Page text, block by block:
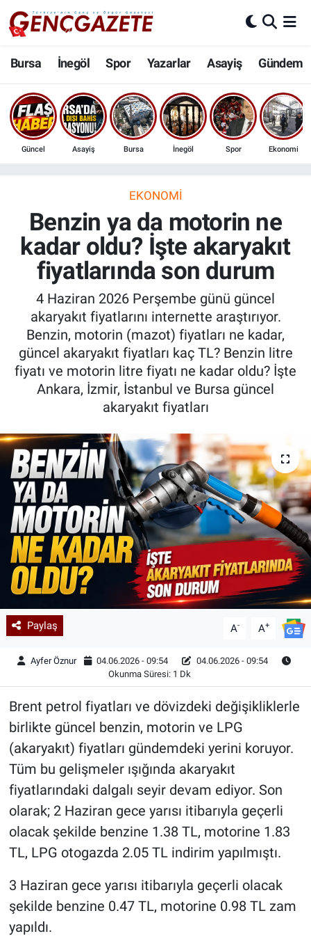
Bursa İnegöl Spor Yazarlar Asayiş Gündem
Güncel Asayiş Bursa İnegöl Spor Ekonomi
EKONOMI
Benzin ya da motorin ne
kadar oldu? İşte akaryakıt
fiyatlarında son durum
4 Haziran 2026 Perşembe günü güncel
akaryakıt fiyatlarını internette araştırıyor.
Benzin, motorin (mazot) fiyatları ne kadar,
güncel akaryakıt fiyatları kaç TL? Benzin litre
fiyatı ve motorin litre fiyatı ne kadar oldu? İşte
Ankara, İzmir, İstanbul ve Bursa güncel
akaryakıt fiyatları
Paylaş A- A+
Ayfer Öznur 04.06.2026 - 09:54
04.06.2026 - 09:54
Okunma Süresi: 1 Dk
Brent petrol fiyatları ve dövizdeki değişikliklerle
birlikte güncel benzin, motorin ve LPG
(akaryakıt) fiyatları gündemdeki yerini koruyor.
Tüm bu gelişmeler ışığında akaryakıt
fiyatlarındaki dalgalı seyir devam ediyor. Son
olarak; 2 Haziran gece yarısı itibarıyla geçerli
olacak şekilde benzine 1.38 TL, motorine 1.83
TL, LPG otogazda 2.05 TL indirim yapılmıştı.
3 Haziran gece yarısı itibarıyla geçerli olacak
şekilde benzine 0.47 TL, motorine 0.98 TL zam
yapıldı.
Bursa
İnegöl
3.SAYFA
Ekonomi
Güncel
İnanç
Kadın & Aile
Kültür & Sanat
Siyaset
Teknoloji
Yazarlar
Astroloji-Rüya
Nöbetçi Eczaneler
Hava Durumu
Trafik Durumu
Son Dakika Haberleri
Haber Arşivi